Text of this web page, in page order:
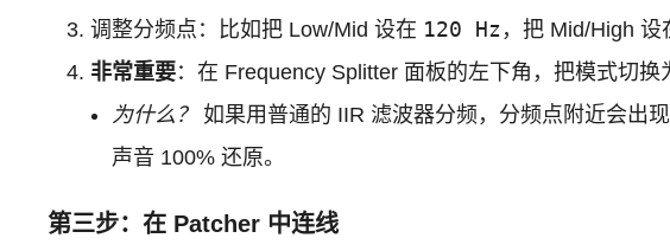
调整分频点：比如把 Low/Mid 设在 120 Hz ，把 Mid/High 设
非常重要：在 Frequency Splitter 面板的左下角，把模式切换
为什么？ 如果用普通的 IIR 滤波器分频，分频点附近会出
声音 100% 还原。
第三步：在 Patcher 中连线